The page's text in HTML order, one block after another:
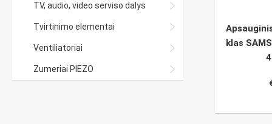
TV, audio, video serviso dalys
Tvirtinimo elementai
Ventiliatoriai
Zumeriai PIEZO
klas